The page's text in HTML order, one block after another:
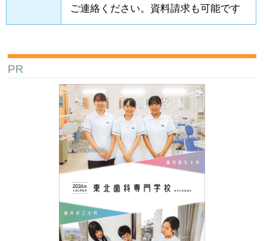
ご連絡ください。資料請求も可能です
PR